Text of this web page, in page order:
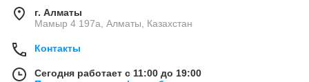
г. Алматы
Мамыр 4 197а, Алматы, Казахстан
Контакты
Сегодня работает с 11:00 до 19:00